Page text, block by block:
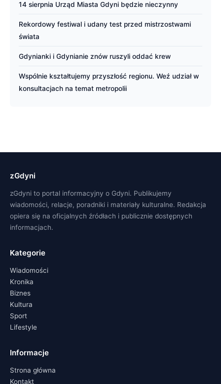
14 sierpnia Urząd Miasta Gdyni będzie nieczynny
Rekordowy festiwal i udany test przed mistrzostwami
świata
Gdynianki i Gdynianie znów ruszyli oddać krew
Wspólnie kształtujemy przyszłość regionu. Weź udział w
konsultacjach na temat metropolii
zGdyni
zGdyni to portal informacyjny o Gdyni. Publikujemy
wiadomości, relacje, poradniki i materiały kulturalne. Redakcja
opiera się na oficjalnych źródłach i publicznie dostępnych
informacjach.
Kategorie
Wiadomości
Kronika
Biznes
Kultura
Sport
Lifestyle
Informacje
Strona główna
Kontakt